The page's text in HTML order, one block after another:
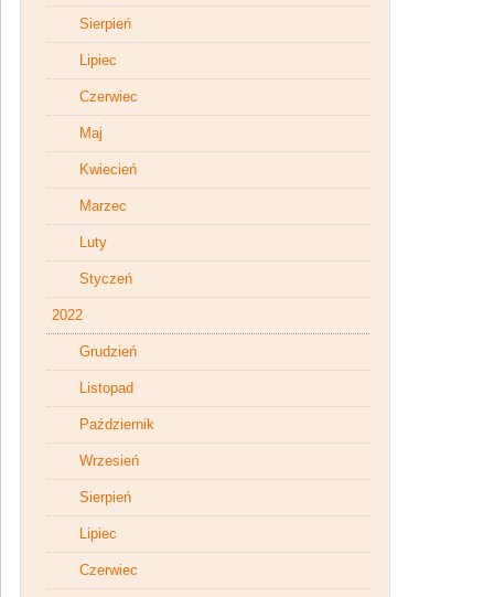
Sierpień
Lipiec
Czerwiec
Maj
Kwiecień
Marzec
Luty
Styczeń
2022
Grudzień
Listopad
Październik
Wrzesień
Sierpień
Lipiec
Czerwiec